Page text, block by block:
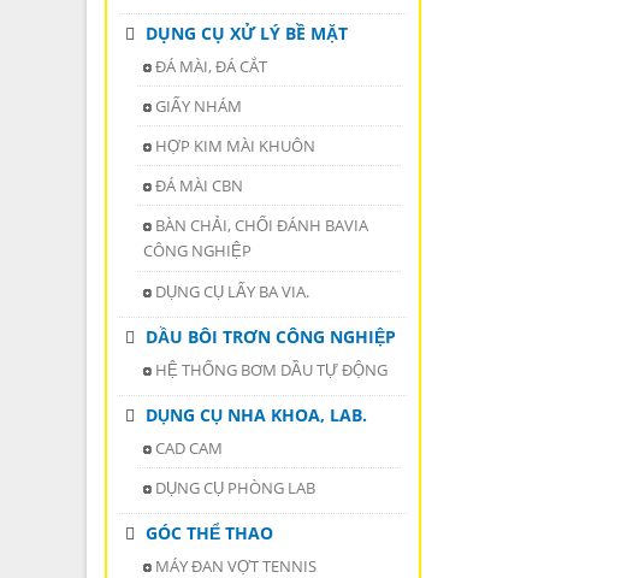
DỤNG CỤ XỬ LÝ BỀ MẶT
ĐÁ MÀI, ĐÁ CẮT
GIẤY NHÁM
HỢP KIM MÀI KHUÔN
ĐÁ MÀI CBN
BÀN CHẢI, CHỔI ĐÁNH BAVIA
CÔNG NGHIỆP
DỤNG CỤ LẤY BA VIA.
DẦU BÔI TRƠN CÔNG NGHIỆP
HỆ THỐNG BƠM DẦU TỰ ĐỘNG
DỤNG CỤ NHA KHOA, LAB.
CAD CAM
DỤNG CỤ PHÒNG LAB
GÓC THỂ THAO
MÁY ĐAN VỢT TENNIS